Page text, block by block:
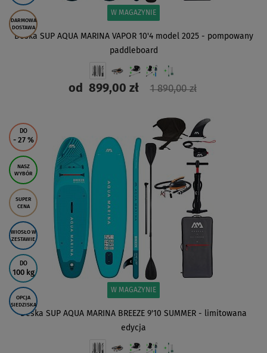
DARMOWA
DOSTAWA
W MAGAZYNIE
Deska SUP AQUA MARINA VAPOR 10'4 model 2025 - pompowany
paddleboard
od899,00 zł 1 890,00 zł
DO
- 27 %
NASZ
WYBÓR
SUPER
CENA
WIOSŁO W
ZESTAWIE
DO
100 kg
OPCJA
SIEDZISKA
W MAGAZYNIE
Deska SUP AQUA MARINA BREEZE 9'10 SUMMER - limitowana
edycja